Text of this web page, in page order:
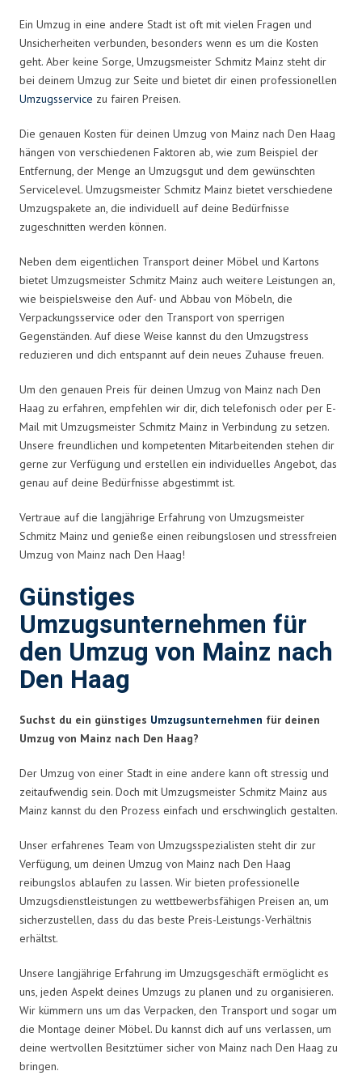
Ein Umzug in eine andere Stadt ist oft mit vielen Fragen und
Unsicherheiten verbunden, besonders wenn es um die Kosten
geht. Aber keine Sorge, Umzugsmeister Schmitz Mainz steht dir
bei deinem Umzug zur Seite und bietet dir einen professionellen
Umzugsservice zu fairen Preisen.
Die genauen Kosten für deinen Umzug von Mainz nach Den Haag
hängen von verschiedenen Faktoren ab, wie zum Beispiel der
Entfernung, der Menge an Umzugsgut und dem gewünschten
Servicelevel. Umzugsmeister Schmitz Mainz bietet verschiedene
Umzugspakete an, die individuell auf deine Bedürfnisse
zugeschnitten werden können.
Neben dem eigentlichen Transport deiner Möbel und Kartons
bietet Umzugsmeister Schmitz Mainz auch weitere Leistungen an,
wie beispielsweise den Auf- und Abbau von Möbeln, die
Verpackungsservice oder den Transport von sperrigen
Gegenständen. Auf diese Weise kannst du den Umzugstress
reduzieren und dich entspannt auf dein neues Zuhause freuen.
Um den genauen Preis für deinen Umzug von Mainz nach Den
Haag zu erfahren, empfehlen wir dir, dich telefonisch oder per E-
Mail mit Umzugsmeister Schmitz Mainz in Verbindung zu setzen.
Unsere freundlichen und kompetenten Mitarbeitenden stehen dir
gerne zur Verfügung und erstellen ein individuelles Angebot, das
genau auf deine Bedürfnisse abgestimmt ist.
Vertraue auf die langjährige Erfahrung von Umzugsmeister
Schmitz Mainz und genieße einen reibungslosen und stressfreien
Umzug von Mainz nach Den Haag!
Günstiges
Umzugsunternehmen für
den Umzug von Mainz nach
Den Haag
Suchst du ein günstiges Umzugsunternehmen für deinen
Umzug von Mainz nach Den Haag?
Der Umzug von einer Stadt in eine andere kann oft stressig und
zeitaufwendig sein. Doch mit Umzugsmeister Schmitz Mainz aus
Mainz kannst du den Prozess einfach und erschwinglich gestalten.
Unser erfahrenes Team von Umzugsspezialisten steht dir zur
Verfügung, um deinen Umzug von Mainz nach Den Haag
reibungslos ablaufen zu lassen. Wir bieten professionelle
Umzugsdienstleistungen zu wettbewerbsfähigen Preisen an, um
sicherzustellen, dass du das beste Preis-Leistungs-Verhältnis
erhältst.
Unsere langjährige Erfahrung im Umzugsgeschäft ermöglicht es
uns, jeden Aspekt deines Umzugs zu planen und zu organisieren.
Wir kümmern uns um das Verpacken, den Transport und sogar um
die Montage deiner Möbel. Du kannst dich auf uns verlassen, um
deine wertvollen Besitztümer sicher von Mainz nach Den Haag zu
bringen.